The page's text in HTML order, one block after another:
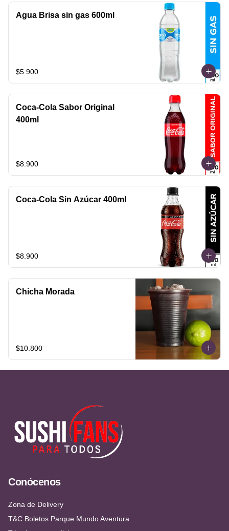
Agua Brisa sin gas 600ml
$5.900
Coca-Cola Sabor Original
400ml
$8.900
Coca-Cola Sin Azúcar 400ml
$8.900
Chicha Morada
$10.800
Conócenos
Zona de Delivery
T&C Boletos Parque Mundo Aventura